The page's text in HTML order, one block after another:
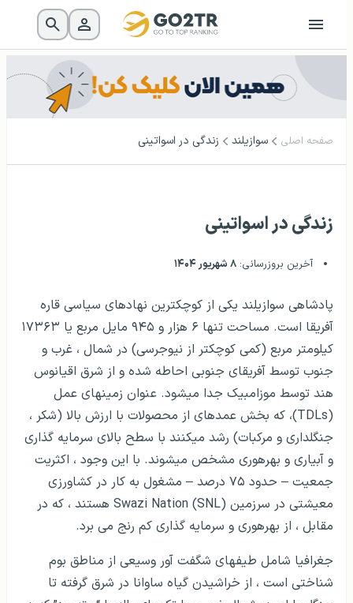
صفحه اصلی سوازیلند زندگی در اسواتینی
زندگی در اسواتینی
آخرین بروزرسانی: ۸ شهریور ۱۴۰۴
پادشاهی سوازیلند یکی از کوچکترین نهادهای سیاسی قاره
آفریقا است. مساحت تنها ۶ هزار و ۹۴۵ مایل مربع یا ۱۷۳۶۳
کیلومتر مربع (کمی کوچکتر از نیوجرسی) در شمال ، غرب و
جنوب توسط آفریقای جنوبی احاطه شده و از شرق اقیانوس
هند توسط موزامبیک جدا می­شود. عنوان زمین­های عمل
(TDLs)، که بخش عمده­ای از محصولات با ارزش بالا (شکر ،
جنگلداری و مرکبات) رشد می­کنند با سطح بالای سرمایه گذاری
و آبیاری و بهره­وری مشخص می­شوند. با این وجود ، اکثریت
جمعیت – حدود ۷۵ درصد – مشغول به کار در کشاورزی
معیشتی در سرزمین Swazi Nation (SNL) هستند ، که در
مقابل ، از بهره­وری و سرمایه گذاری کم رنج می برد.
جغرافیا شامل طیف­های شگفت آور وسیعی از مناطق بوم
شناختی است ، از خراشیدن گیاه ساوانا در شرق گرفته تا